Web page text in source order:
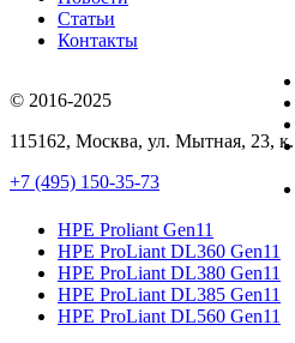
Статьи
Контакты
© 2016-2025
115162, Москва, ул. Мытная, 23,
+7 (495) 150-35-73
HPE Proliant Gen11
HPE ProLiant DL360 Gen11
HPE ProLiant DL380 Gen11
HPE ProLiant DL385 Gen11
HPE ProLiant DL560 Gen11